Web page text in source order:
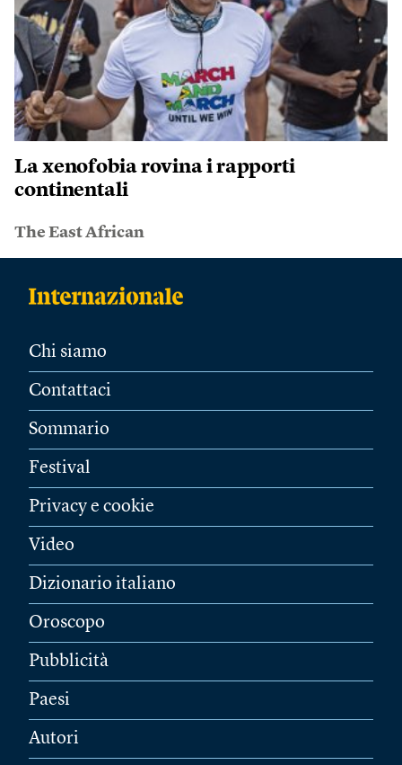
La xenofobia rovina i rapporti
continentali
The East African
Chi siamo
Contattaci
Sommario
Festival
Privacy e cookie
Video
Dizionario italiano
Oroscopo
Pubblicità
Paesi
Autori